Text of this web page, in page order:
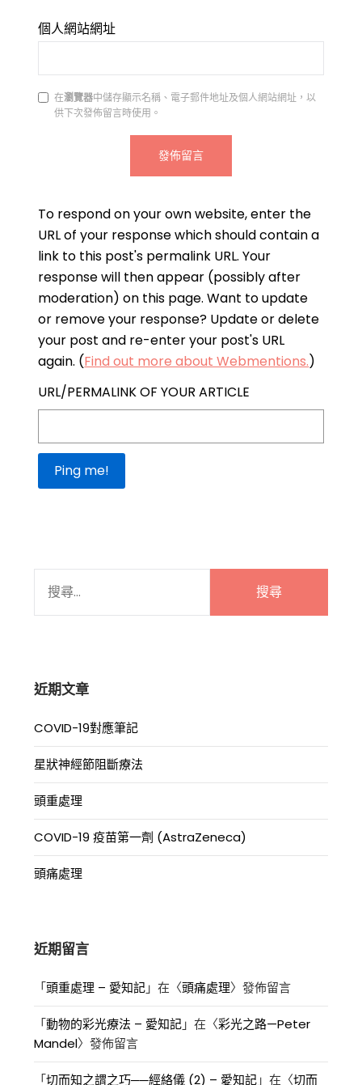
個人網站網址
在瀏覽器中儲存顯示名稱、電子郵件地址及個人網站網址，以
供下次發佈留言時使用。
To respond on your own website, enter the
URL of your response which should contain a
link to this post's permalink URL. Your
response will then appear (possibly after
moderation) on this page. Want to update
or remove your response? Update or delete
your post and re-enter your post's URL
again. (Find out more about Webmentions.)
URL/PERMALINK OF YOUR ARTICLE
關
近期文章
COVID-19對應筆記
星狀神經節阻斷療法
頭重處理
COVID-19 疫苗第一劑 (AstraZeneca)
頭痛處理
近期留言
「頭重處理 – 愛知記」在〈頭痛處理〉發佈留言
「動物的彩光療法 – 愛知記」在〈彩光之路—Peter
Mandel〉發佈留言
「切而知之謂之巧──經絡儀 (2) – 愛知記」在〈切而